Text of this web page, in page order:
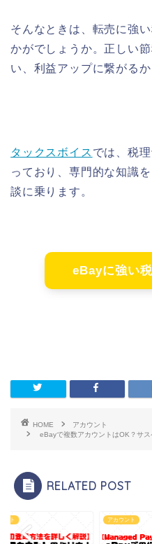
そんなときは、転売に強
かがでしょうか。正しい
い、利益アップに繋がるか
タックスボイス では、税
っており、専門的な知識
談に乗ります。
eBayに強い
HOME
アカウント
eBayで複数アカウントはOK？サス
RELATED POST
ント アカウント